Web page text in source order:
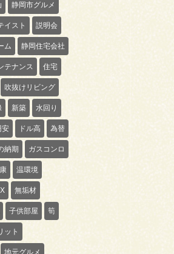
静岡市グルメ
イスト 説明会
ム 静岡住宅会社
テナンス 住宅
吹抜けリビング
新築 水回り
安 ドル高 為替
納期 ガスコンロ
温環境
無垢材
子供部屋 筍
ット
地元グルメ